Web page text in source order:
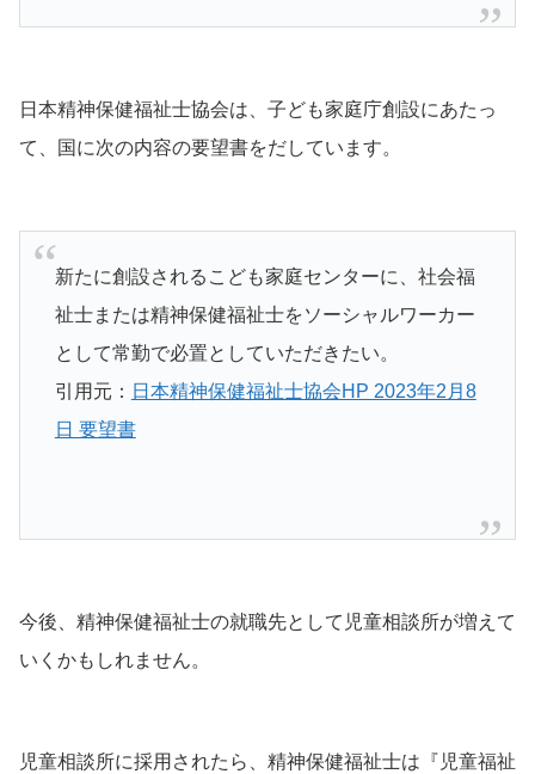
日本精神保健福祉士協会は、子ども家庭庁創設にあたっ
て、国に次の内容の要望書をだしています。
新たに創設されるこども家庭センターに、社会福
祉士または精神保健福祉士をソーシャルワーカー
として常勤で必置としていただきたい。
引用元： 日本精神保健福祉士協会HP 2023年2月8
日 要望書
今後、精神保健福祉士の就職先として児童相談所が増えて
いくかもしれません。
児童相談所に採用されたら、精神保健福祉士は『児童福祉